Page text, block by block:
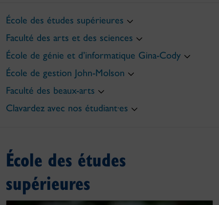
École des études supérieures
Faculté des arts et des sciences
École de génie et d’informatique Gina-Cody
École de gestion John-Molson
Faculté des beaux-arts
Clavardez avec nos étudiant·es
École des études
supérieures